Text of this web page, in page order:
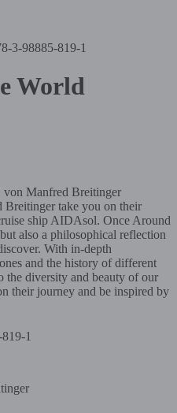
3-98885-819-1
World
Breitinger take you on their
ship AIDAsol. Once Around
also a philosophical reflection
With in-depth
and the history of different
the diversity and beauty of our
their journey and be inspired by
1